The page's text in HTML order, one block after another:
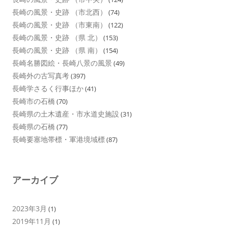
長崎の風景・史跡 （市北西） (74)
長崎の風景・史跡 （市東南） (122)
長崎の風景・史跡 （県 北） (153)
長崎の風景・史跡 （県 南） (154)
長崎名勝図絵・長崎八景の風景 (49)
長崎外の古写真考(397)
長崎学さるく行事ほか(41)
長崎市の石橋 (70)
長崎県の土木遺産・市水道史施設 (31)
長崎県の石橋 (77)
長崎要塞地帯標・軍港境域標(87)
アーカイブ
2023年3月 (1)
2019年11月 (1)